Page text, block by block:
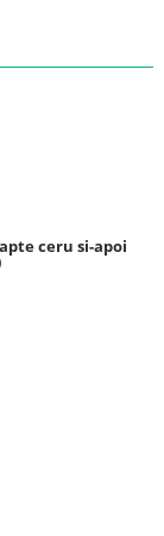
ceru si-apoi